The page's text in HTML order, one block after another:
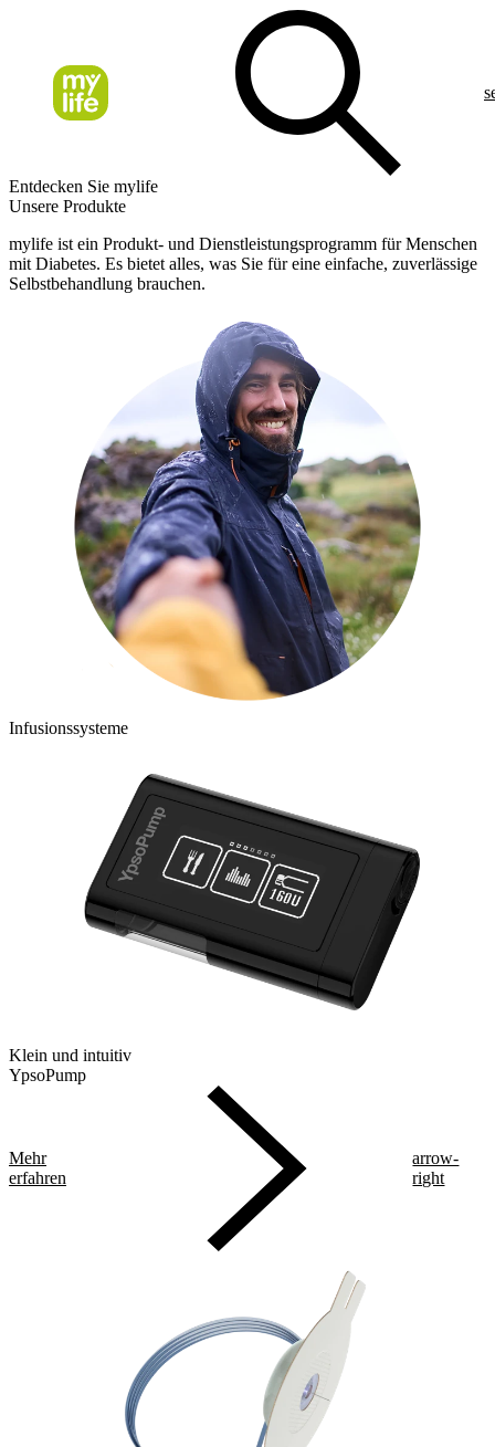
Entdecken Sie mylife
Unsere Produkte
mylife ist ein Produkt- und Dienstleistungsprogramm für Menschen
mit Diabetes. Es bietet alles, was Sie für eine einfache, zuverlässige
Selbstbehandlung brauchen.
Infusionssysteme
Klein und intuitiv
YpsoPump
Mehr
erfahren
arrow-
right